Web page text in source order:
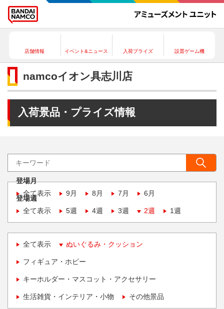
店舗情報 イベント&ニュース 入荷プライズ 設置ゲーム機
namcoイオン具志川店
入荷景品・プライズ情報
登場月
全て表示
9月 8月 7月 6月
登場週
全て表示
5週 4週 3週 2週 1週
全て表示 ぬいぐるみ・クッション
フィギュア・ホビー
キーホルダー・マスコット・アクセサリー
生活雑貨・インテリア・小物 その他景品